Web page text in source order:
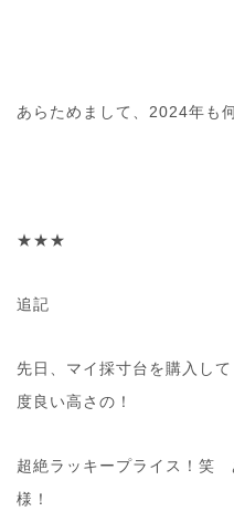
あらためまして、2024年も
★★★
追記
先日、マイ採寸台を購入し
度良い高さの！
超絶ラッキープライス！笑
様！